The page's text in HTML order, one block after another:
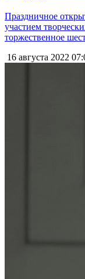
Праздничное
участием
торжественное
16 августа 2022